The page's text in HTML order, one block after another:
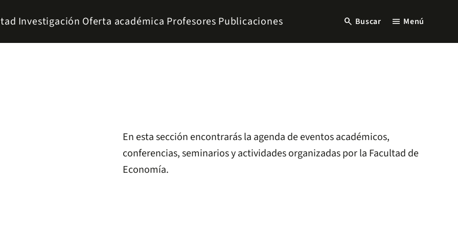
Investigación Oferta académica Profesores Publicaciones search Buscar menu Menú
En esta sección encontrarás la agenda de eventos académicos,
conferencias, seminarios y actividades organizadas por la Facultad de
Economía.